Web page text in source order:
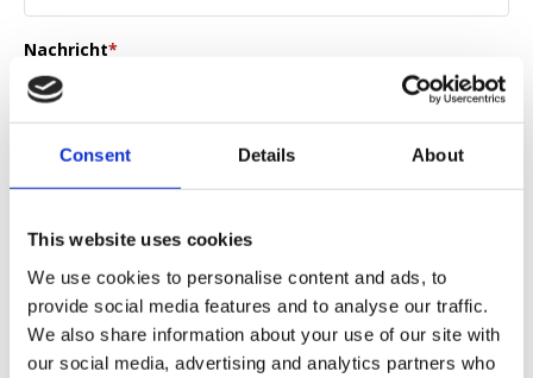
Consent Details About
This website uses cookies
We use cookies to personalise content and ads, to
provide social media features and to analyse our traffic.
We also share information about your use of our site with
our social media, advertising and analytics partners who
Nachricht*
How often do you buy industrial wheels or castors: